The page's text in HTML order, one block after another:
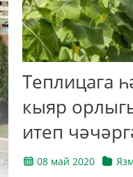
Теплицага
кыяр
итеп
08 май 2020